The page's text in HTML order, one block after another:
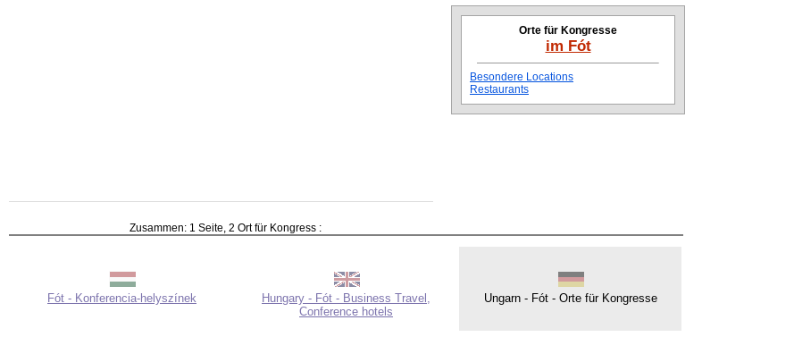
Zusammen: 1 Seite, 2 Ort für Kongress :
Orte für Kongresse
im Fót
Besondere Locations
Restaurants
Fót - Konferencia-helyszínek
Hungary - Fót - Business Travel,
Conference hotels
Ungarn - Fót - Orte für Kongresse